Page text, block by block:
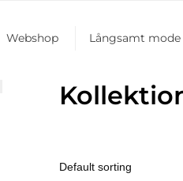
Webshop Långsamt mode